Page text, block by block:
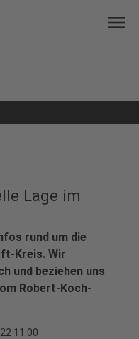
menu
Lage im
rund um die
Kreis. Wir
und beziehen uns
Robert-Koch-
11:00